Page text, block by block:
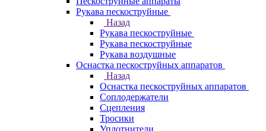
Рукава пескоструйные
Назад
Рукава пескоструйные
Рукава пескоструйные
Рукава воздушные
Оснастка пескоструйных аппаратов
Назад
Оснастка пескоструйных аппаратов
Соплодержатели
Сцепления
Тросики
Уплотнители